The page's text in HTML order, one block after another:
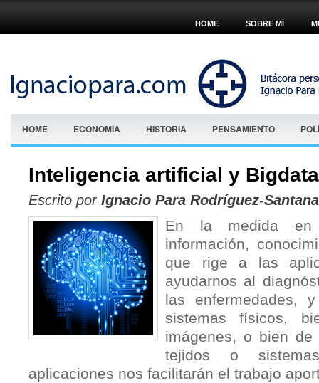
HOME SOBRE MÍ
HOME ECONOMÍA HISTORIA PENSAMIENTO
Inteligencia artificial y Bigdata
Escrito por Ignacio Para Rodríguez-Santana
En la medida en
información,
que rige a las
ayudarnos al
las enfermedades,
sistemas físicos,
imágenes, o bien
tejidos o
aplicaciones nos facilitarán el trabajo